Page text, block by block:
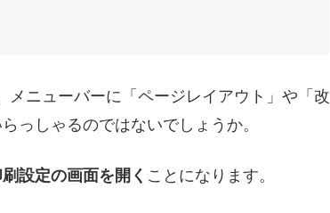
ニューバーに「ページレイアウト」や「改
っしゃるのではないでしょうか。
設定の画面を開く ことになります。